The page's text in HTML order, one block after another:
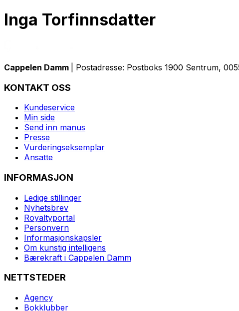
Inga Torfinnsdatter
Cappelen Damm | Postadresse: Postboks 1900 Sentrum,
KONTAKT OSS
Kundeservice
Min side
Send inn manus
Presse
Vurderingseksemplar
Ansatte
INFORMASJON
Ledige stillinger
Nyhetsbrev
Royaltyportal
Personvern
Informasjonskapsler
Om kunstig intelligens
Bærekraft i Cappelen Damm
NETTSTEDER
Agency
Bokklubber